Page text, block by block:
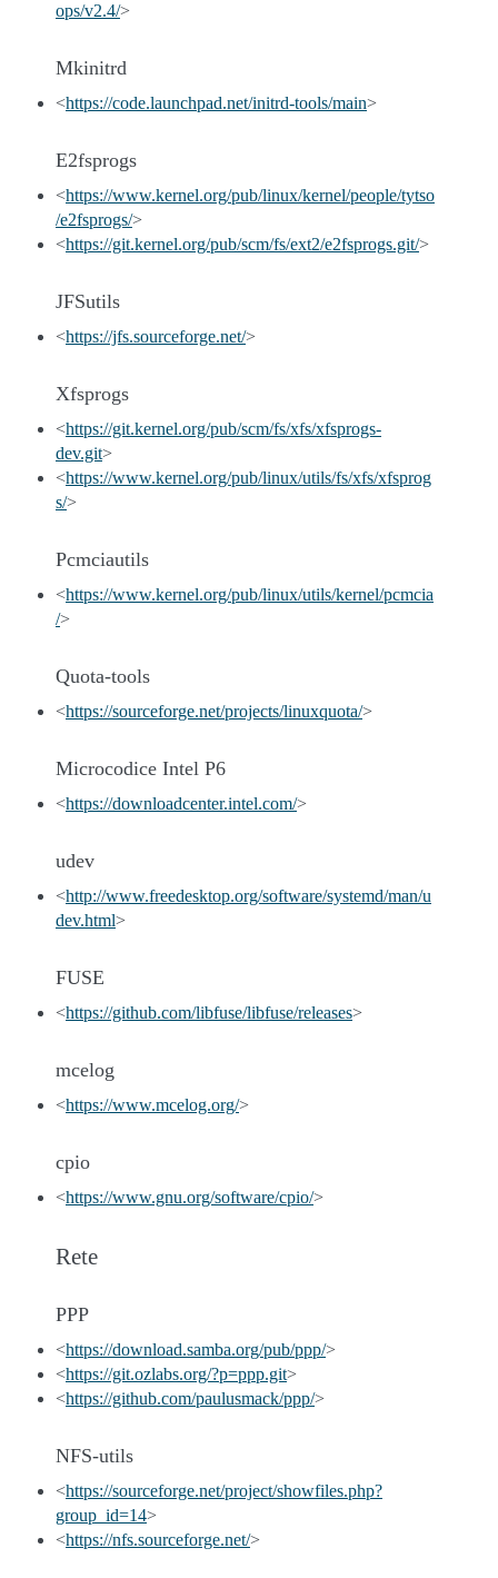
ops/v2.4/>
Mkinitrd
<https://code.launchpad.net/initrd-tools/main>
E2fsprogs
<https://www.kernel.org/pub/linux/kernel/people/tytso
/e2fsprogs/>
<https://git.kernel.org/pub/scm/fs/ext2/e2fsprogs.git/>
JFSutils
<https://jfs.sourceforge.net/>
Xfsprogs
<https://git.kernel.org/pub/scm/fs/xfs/xfsprogs-
dev.git>
<https://www.kernel.org/pub/linux/utils/fs/xfs/xfsprog
s/>
Pcmciautils
<https://www.kernel.org/pub/linux/utils/kernel/pcmcia
/>
Quota-tools
<https://sourceforge.net/projects/linuxquota/>
Microcodice Intel P6
<https://downloadcenter.intel.com/>
udev
<http://www.freedesktop.org/software/systemd/man/u
dev.html>
FUSE
<https://github.com/libfuse/libfuse/releases>
mcelog
<https://www.mcelog.org/>
cpio
<https://www.gnu.org/software/cpio/>
Rete
PPP
<https://download.samba.org/pub/ppp/>
<https://git.ozlabs.org/?p=ppp.git>
<https://github.com/paulusmack/ppp/>
NFS-utils
<https://sourceforge.net/project/showfiles.php?
group_id=14>
<https://nfs.sourceforge.net/>